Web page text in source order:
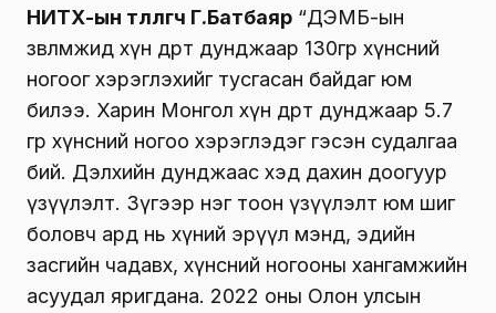
НИТХ-ын төлөөлөгч Г.Батбаяр “ДЭМБ-ын
зөвлөмжид хүн өдөрт дунджаар 130гр хүнсний
ногоог хэрэглэхийг тусгасан байдаг юм
билээ. Харин Монгол хүн өдөрт дунджаар 5.7
гр хүнсний ногоо хэрэглэдэг гэсэн судалгаа
бий. Дэлхийн дунджаас хэд дахин доогуур
үзүүлэлт. Зүгээр нэг тоон үзүүлэлт юм шиг
боловч ард нь хүний эрүүл мэнд, эдийн
засгийн чадавх, хүнсний ногооны хангамжийн
асуудал яригдана. 2022 оны Олон улсын